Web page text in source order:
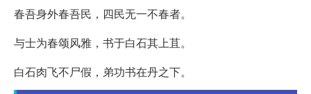
春吾身外春吾民，四民无一不春者。
与士为春颂风雅，书于白石其上苴。
白石肉飞不尸假，弟功书在丹之下。